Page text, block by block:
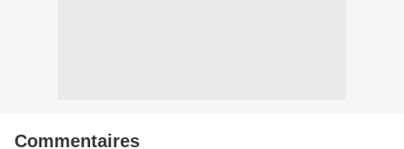
Commentaires